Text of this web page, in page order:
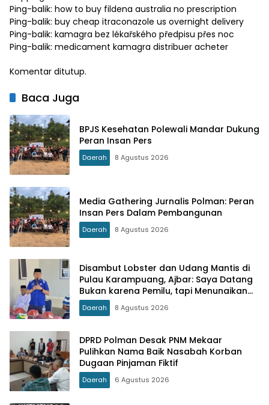
Ping-balik: how to buy fildena australia no prescription
Ping-balik: buy cheap itraconazole us overnight delivery
Ping-balik: kamagra bez lékařského předpisu přes noc
Ping-balik: medicament kamagra distribuer acheter
Komentar ditutup.
Baca Juga
BPJS Kesehatan Polewali Mandar Dukung
Peran Insan Pers
Daerah 8 Agustus 2026
Media Gathering Jurnalis Polman: Peran
Insan Pers Dalam Pembangunan
Daerah 8 Agustus 2026
Disambut Lobster dan Udang Mantis di
Pulau Karampuang, Ajbar: Saya Datang
Bukan karena Pemilu, tapi Menunaikan
Tanggung Jawab Moral
Daerah 8 Agustus 2026
DPRD Polman Desak PNM Mekaar
Pulihkan Nama Baik Nasabah Korban
Dugaan Pinjaman Fiktif
Daerah 6 Agustus 2026